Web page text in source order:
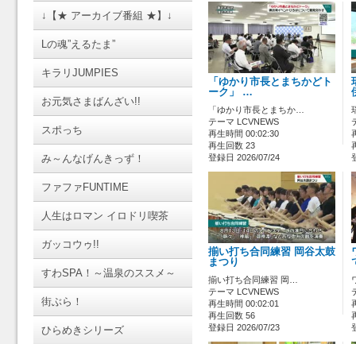
↓【★ アーカイブ番組 ★】↓
Lの魂”えるたま”
キラリJUMPIES
お元気さまばんざい!!
スポっち
み～んなげんきっず！
ファファFUNTIME
人生はロマン イロドリ喫茶
ガッコウゥ!!
すわSPA！～温泉のススメ～
街ぶら！
ひらめきシリーズ
「ゆかり市長とまちかどト
ーク」 …
「ゆかり市長とまちか…
テーマ LCVNEWS
再生時間 00:02:30
再生回数 23
登録日 2026/07/24
揃い打ち合同練習 岡谷太鼓
まつり
揃い打ち合同練習 岡…
テーマ LCVNEWS
再生時間 00:02:01
再生回数 56
登録日 2026/07/23